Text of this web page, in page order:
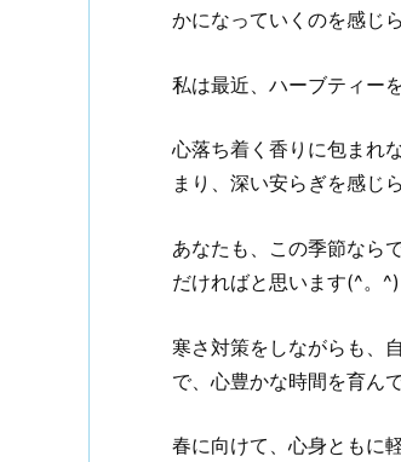
かになっていくのを感じ
私は最近、ハーブティー
心落ち着く香りに包まれ
まり、深い安らぎを感じ
あなたも、この季節なら
だければと思います(^。^)
寒さ対策をしながらも、
で、心豊かな時間を育ん
春に向けて、心身ともに